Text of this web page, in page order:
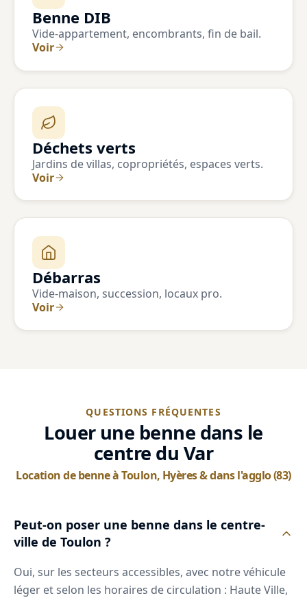
Benne DIB
Vide-appartement, encombrants, fin de bail.
Voir
Déchets verts
Jardins de villas, copropriétés, espaces verts.
Voir
Débarras
Vide-maison, succession, locaux pro.
Voir
QUESTIONS FRÉQUENTES
Louer une benne dans le
centre du Var
Location de benne à Toulon, Hyères & dans l'agglo (83)
Peut-on poser une benne dans le centre-
ville de Toulon ?
Oui, sur les secteurs accessibles, avec notre véhicule
léger et selon les horaires de circulation : Haute Ville,